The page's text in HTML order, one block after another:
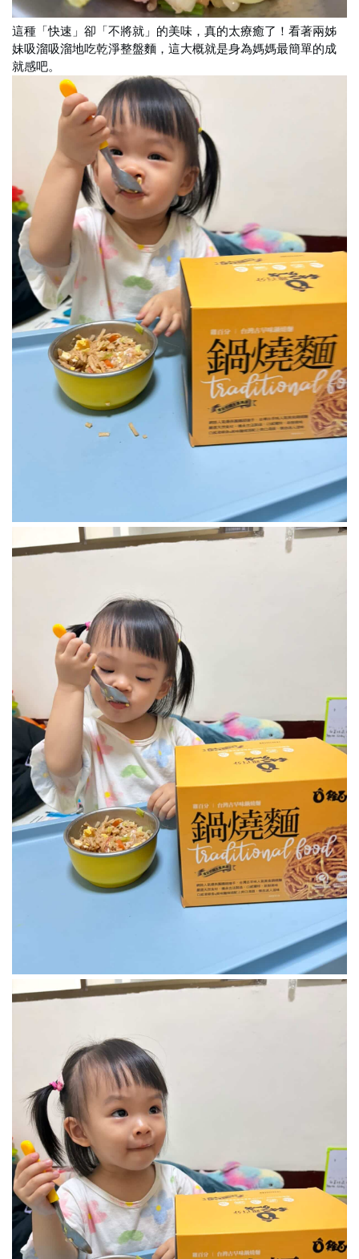
這種「快速」卻「不將就」的美味，真的太療癒了！看著兩姊
妹吸溜吸溜地吃乾淨整盤麵，這大概就是身為媽媽最簡單的成
就感吧。